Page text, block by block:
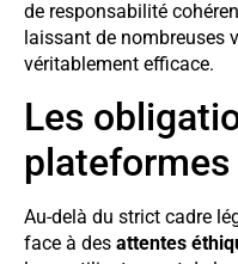
de responsabilité
laissant de nombreuses
véritablement efficace.
Les
Au-delà du strict cadre
face à des attentes